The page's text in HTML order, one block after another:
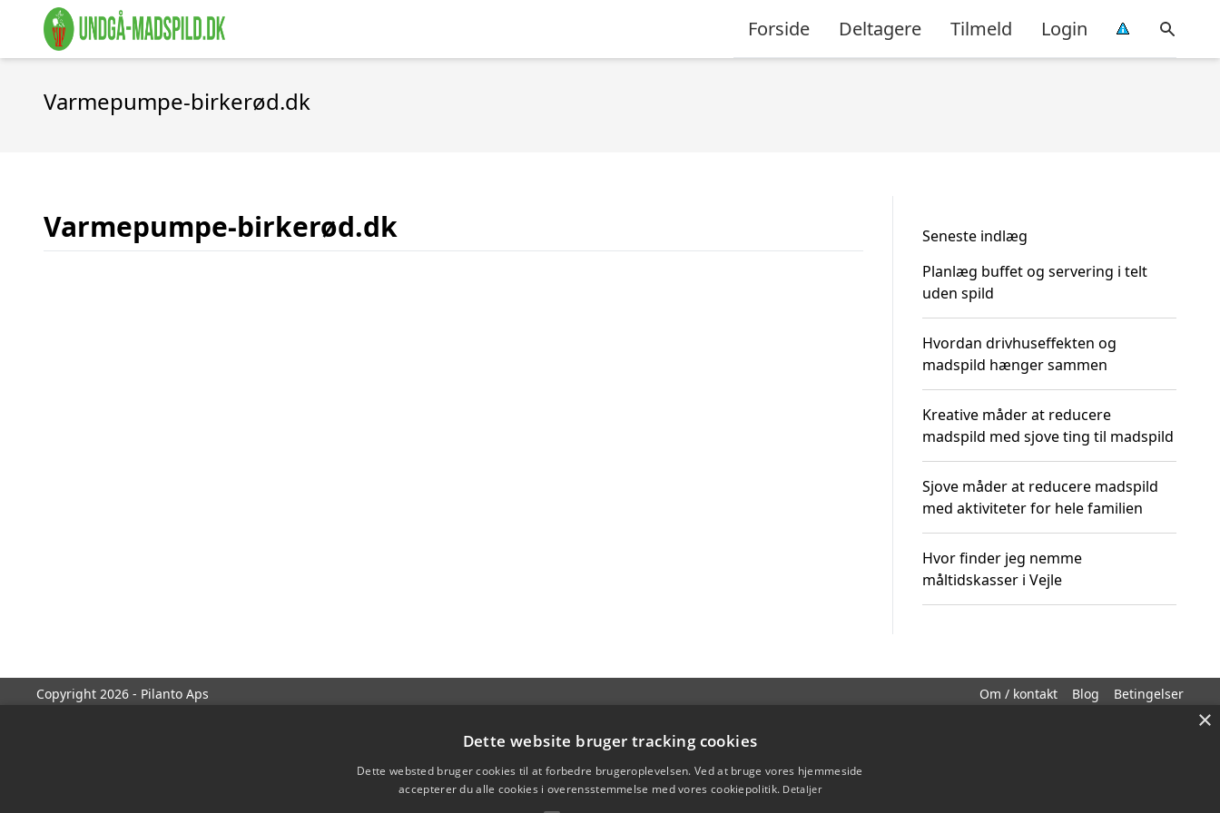
Forside Deltagere Tilmeld Login
Varmepumpe-birkerød.dk
Varmepumpe-birkerød.dk
Seneste indlæg
Planlæg buffet og servering i telt
uden spild
Hvordan drivhuseffekten og
madspild hænger sammen
Kreative måder at reducere
madspild med sjove ting til madspild
Sjove måder at reducere madspild
med aktiviteter for hele familien
Hvor finder jeg nemme
måltidskasser i Vejle
Copyright 2026 - Pilanto Aps Om / kontakt Blog Betingelser
×
Dette website bruger tracking cookies
Dette websted bruger cookies til at forbedre brugeroplevelsen. Ved at bruge vores hjemmeside
accepterer du alle cookies i overensstemmelse med vores cookiepolitik. Detaljer